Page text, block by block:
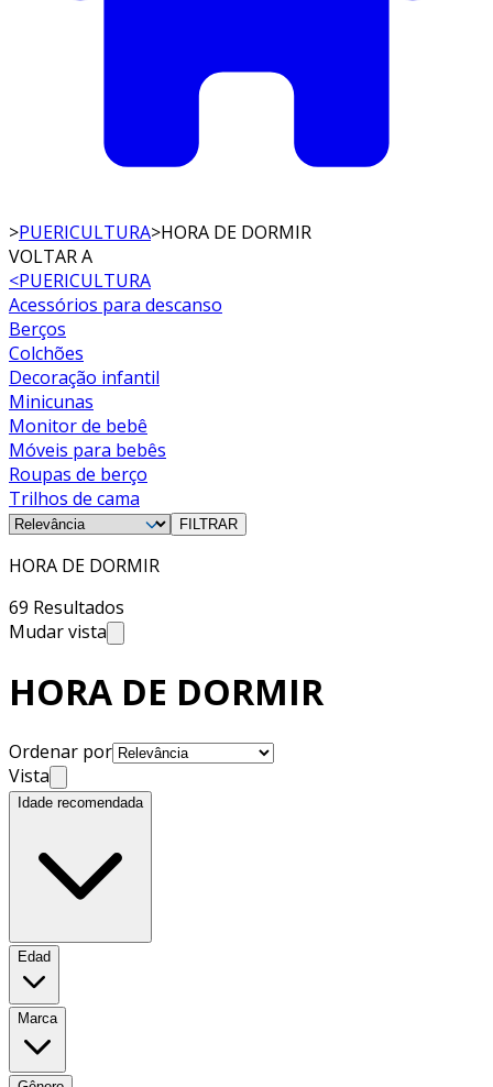
>PUERICULTURA>HORA DE DORMIR
VOLTAR A
<PUERICULTURA
Acessórios para descanso
Berços
Colchões
Decoração infantil
Minicunas
Monitor de bebê
Móveis para bebês
Roupas de berço
Trilhos de cama
FILTRAR
HORA DE DORMIR
69 Resultados
Mudar vista
HORA DE DORMIR
Ordenar por
Vista
Idade recomendada
Edad
Marca